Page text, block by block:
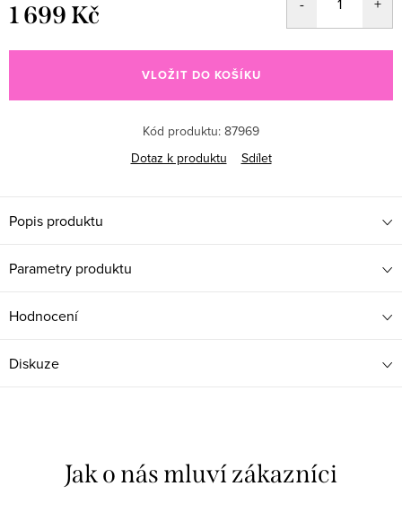
1 699 Kč
VLOŽIT DO KOŠÍKU
Kód produktu: 87969
Dotaz k produktu
Sdílet
Popis produktu
Parametry produktu
Hodnocení
Diskuze